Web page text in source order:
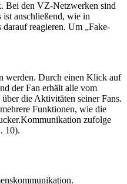
Bei den VZ-Netzwerken sind
anschließend, wie in
reagieren. Um „Fake-
werden. Durch einen Klick auf
der Fan erhält alle vom
die Aktivitäten seiner Fans.
Funktionen, wie die
zufolge
10).